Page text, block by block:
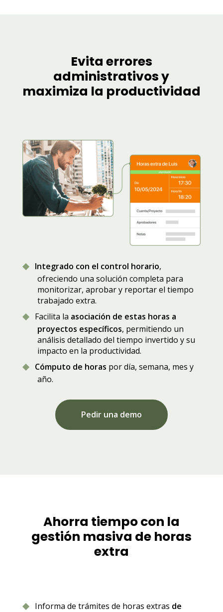
Evita errores
administrativos y
maximiza la productividad
Integrado con el control horario,
ofreciendo una solución completa para
monitorizar, aprobar y reportar el tiempo
trabajado extra.
Facilita la asociación de estas horas a
proyectos específicos, permitiendo un
análisis detallado del tiempo invertido y su
impacto en la productividad.
Cómputo de horas por día, semana, mes y
año.
Pedir una demo
Ahorra tiempo con la
gestión masiva de horas
extra
Informa de trámites de horas extras de